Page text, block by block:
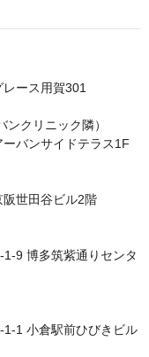
ース用賀301
ンクリニック隣）
バンサイドテラス1F
世田谷ビル2階
9 博多筑紫通りセンタ
1 小倉駅前ひびきビル